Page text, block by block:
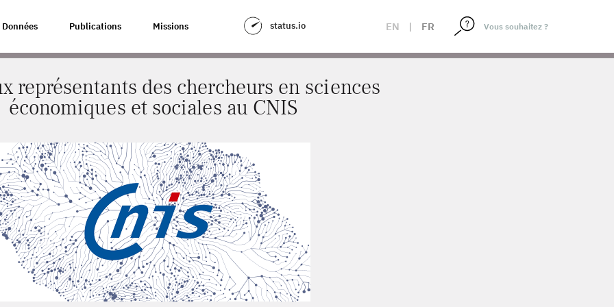
Données Publications Missions status.io EN | FR
DES CHERCHEURS EN SCIENCES ÉCONOMIQUES ET SOCIALES AU CNIS
représentants des chercheurs en sciences
économiques et sociales au CNIS